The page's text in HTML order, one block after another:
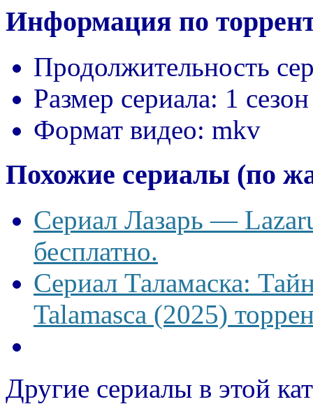
Информация по
Продолжительность
Размер сериала: 1
Формат видео: mkv
Похожие сериалы (по
Сериал Лазарь —
бесплатно.
Сериал Таламаска:
Talamasca (2025)
Другие сериалы в этой